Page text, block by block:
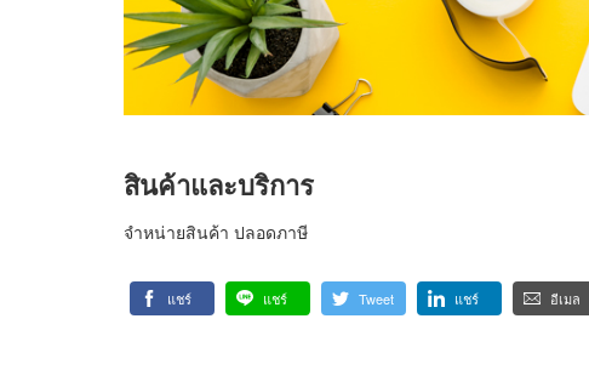
สินค้าและบริการ
จำหน่ายสินค้า ปลอดภาษี
แชร์ แชร์ Tweet แชร์ อีเมล